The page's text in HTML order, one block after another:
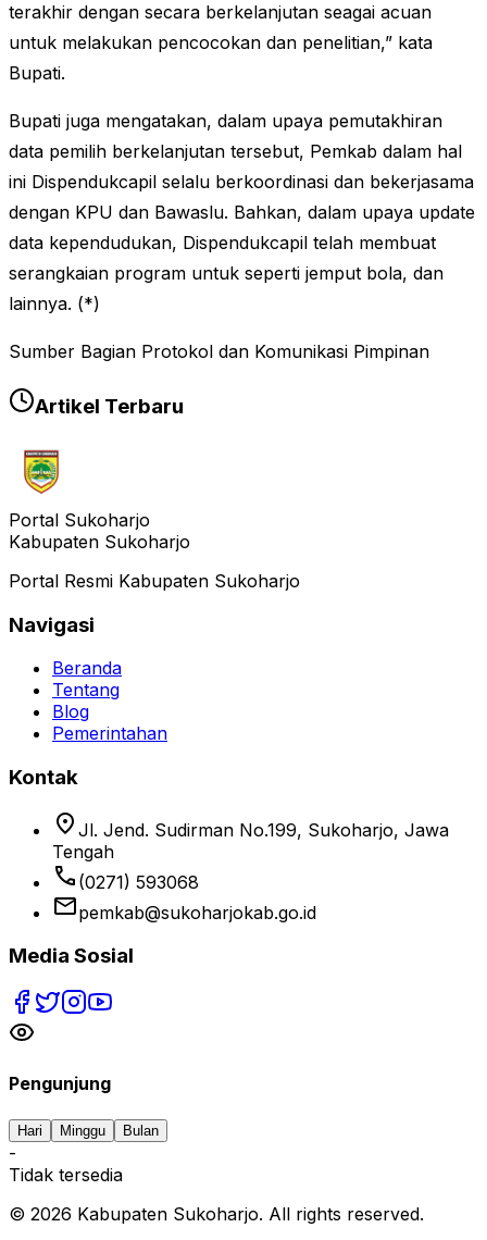
terakhir dengan secara berkelanjutan seagai acuan
untuk melakukan pencocokan dan penelitian,” kata
Bupati.
Bupati juga mengatakan, dalam upaya pemutakhiran
data pemilih berkelanjutan tersebut, Pemkab dalam hal
ini Dispendukcapil selalu berkoordinasi dan bekerjasama
dengan KPU dan Bawaslu. Bahkan, dalam upaya update
data kependudukan, Dispendukcapil telah membuat
serangkaian program untuk seperti jemput bola, dan
lainnya. (*)
Sumber Bagian Protokol dan Komunikasi Pimpinan
Artikel Terbaru
Portal Sukoharjo
Kabupaten Sukoharjo
Portal Resmi Kabupaten Sukoharjo
Navigasi
Beranda
Tentang
Blog
Pemerintahan
Kontak
location_on Jl. Jend. Sudirman No.199, Sukoharjo, Jawa
Tengah
phone (0271) 593068
emailpemkab@sukoharjokab.go.id
Media Sosial
Pengunjung
Hari Minggu Bulan
-
Tidak tersedia
© 2026 Kabupaten Sukoharjo. All rights reserved.